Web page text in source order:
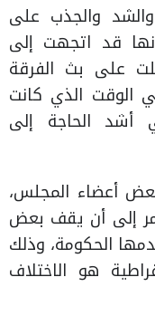
والجذب على
قد اتجهت إلى
على بث الفرقة
الوقت الذي كانت
أشد الحاجة إلى
أعضاء المجلس،
إلى أن يقف بعض
الحكومة، وذلك
هو الاختلاف